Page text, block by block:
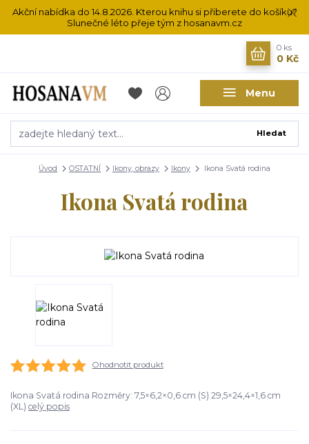
Akční nabídka do 14.8.2026. Kterou knihu si přiberete do košíku?
Slunečné léto přeje tým z hosanavm.cz
Menu
Hledat
0 ks
0 Kč
Úvod OSTATNÍ Ikony, obrazy Ikony Ikona Svatá rodina
Ikona Svatá rodina
Ohodnotit produkt
Ikona Svatá rodina Rozměry: 7,5×6,2×0,6 cm (S) 29,5×24,4×1,6 cm
(XL) celý popis